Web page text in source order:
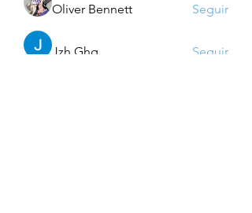
Oliver Bennett Seguir
Jzh Ghg
Seguir